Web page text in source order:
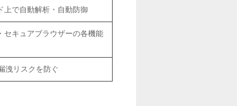
上で自動解析・自動防御
セキュアブラウザーの各機能
洩リスクを防ぐ